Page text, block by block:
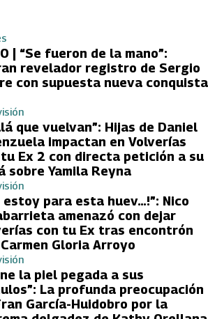
| “Se fueron de la mano”:
revelador registro de Sergio
con supuesta nueva conquista
que vuelvan”: Hijas de Daniel
impactan en Volverías
Ex 2 con directa petición a su
sobre Yamila Reyna
estoy para esta huev…!”: Nico
amenazó con dejar
con tu Ex tras encontrón
Gloria Arroyo
la piel pegada a sus
La profunda preocupación
García-Huidobro por la